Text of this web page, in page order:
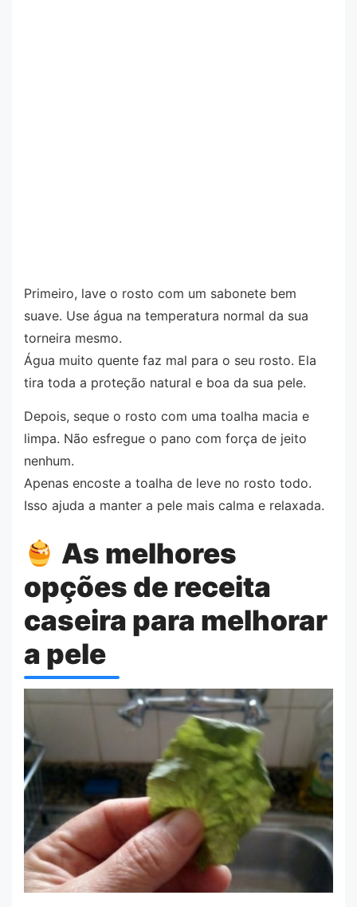
Primeiro, lave o rosto com um sabonete bem
suave. Use água na temperatura normal da sua
torneira mesmo.
Água muito quente faz mal para o seu rosto. Ela
tira toda a proteção natural e boa da sua pele.
Depois, seque o rosto com uma toalha macia e
limpa. Não esfregue o pano com força de jeito
nenhum.
Apenas encoste a toalha de leve no rosto todo.
Isso ajuda a manter a pele mais calma e relaxada.
As melhores
opções de receita
caseira para melhorar
a pele